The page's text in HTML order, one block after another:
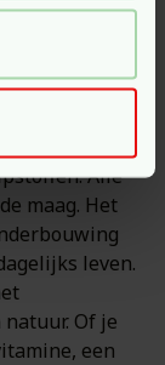
en
Alle
maag. Het
leven.
Of je
een